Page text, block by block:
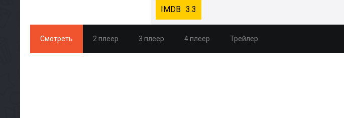
3.3
Смотреть 2 плеер 3 плеер 4 плеер Трейлер